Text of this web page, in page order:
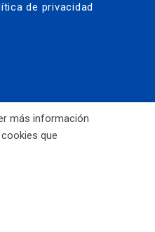
de privacidad
más información
que